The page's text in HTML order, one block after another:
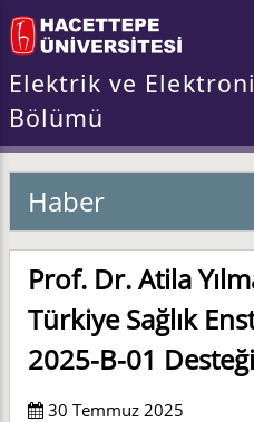
Elektrik ve
Bölümü
Haber
Prof. Dr. Atila
Türkiye Sağlık
2025-B-01 Desteği
30 Temmuz 2025